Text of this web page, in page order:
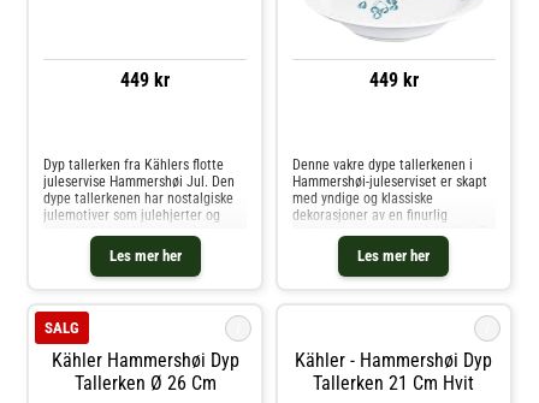
449 kr
Les mer her
Dyp tallerken fra Kählers flotte
juleservise Hammershøi Jul. Den
dype tallerkenen har nostalgiske
julemotiver som julehjerter og
karakteristiske rillene fra det
klassiske serviset Hammershøi.
Resultatet er et juleservise
449 kr
Les mer her
Denne vakre dype tallerkenen i
Hammershøi-juleserviset er skapt
med yndige og klassiske
dekorasjoner av en finurlig
fine dekorasjonene på det
elegante, hvite designet skaper en
moderne og tradisjonell julestil på
Kähler Hammershøi Dyp
Tallerken Ø 26 Cm
SALG
Kähler - Hammershøi Dyp
Tallerken 21 Cm Hvit